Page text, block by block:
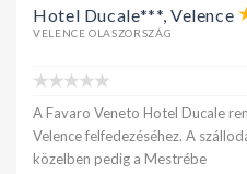
Hotel Ducale***, Velence
VELENCE OLASZORSZÁG
A Favaro Veneto Hotel Ducale
Velence felfedezéséhez. A
közelben pedig a Mestrébe